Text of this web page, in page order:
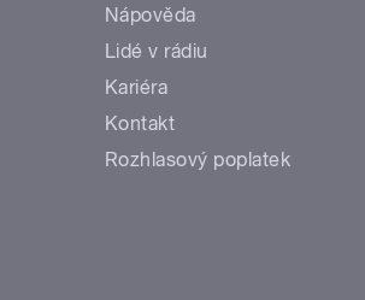
Nápověda
Lidé v rádiu
Kariéra
Kontakt
Rozhlasový poplatek